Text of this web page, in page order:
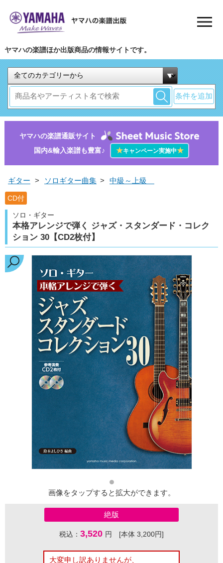
ヤマハの楽譜ほか出版商品の情報サイトです。
条件を追加
ヤマハの楽譜通販サイト
国内&輸入楽譜も豊富♪
★キャンペーン実施中★
ギター > ソロギター曲集 > 中級～上級
CD付
ソロ・ギター
本格アレンジで弾く ジャズ・スタンダード・コレク
ション 30【CD2枚付】
画像をタップすると拡大ができます。
絶版
税込： 3,520 円 [本体 3,200円]
大変申し訳ありませんが、